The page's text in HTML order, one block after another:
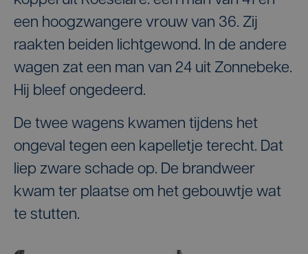
een hoogzwangere vrouw van 36. Zij
raakten beiden lichtgewond. In de andere
wagen zat een man van 24 uit Zonnebeke.
Hij bleef ongedeerd.
De twee wagens kwamen tijdens het
ongeval tegen een kapelletje terecht. Dat
liep zware schade op. De brandweer
kwam ter plaatse om het gebouwtje wat
te stutten.